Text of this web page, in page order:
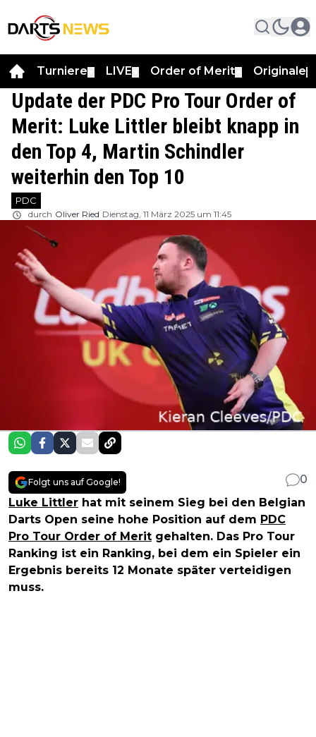
Turniere LIVE Order of Merit Originale
Update der PDC Pro Tour Order of
Merit: Luke Littler bleibt knapp in
den Top 4, Martin Schindler
weiterhin den Top 10
PDC
durch Oliver Ried Dienstag, 11 März 2025 um 11:45
Folgt uns auf Google!
0
Luke Littler hat mit seinem Sieg bei den Belgian
Darts Open seine hohe Position auf dem PDC
Pro Tour Order of Merit gehalten. Das Pro Tour
Ranking ist ein Ranking, bei dem ein Spieler ein
Ergebnis bereits 12 Monate später verteidigen
muss.